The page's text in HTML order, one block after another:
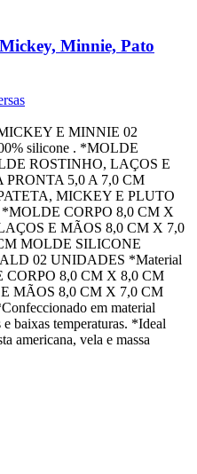
Minnie, Pato
E MINNIE 02
silicone . *MOLDE
ROSTINHO, LAÇOS E
5,0 A 7,0 CM
MICKEY E PLUTO
*MOLDE CORPO 8,0 CM X
E MÃOS 8,0 CM X 7,0
MOLDE SILICONE
02 UNIDADES *Material
CORPO 8,0 CM X 8,0 CM
MÃOS 8,0 CM X 7,0 CM
em material
baixas temperaturas. *Ideal
americana, vela e massa